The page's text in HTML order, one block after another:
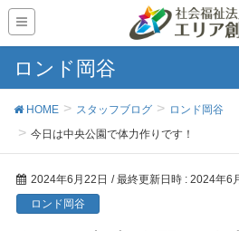
ロンド岡谷
HOME スタッフブログ
ロンド岡谷
今日は中央公園で体力作りです！
2024年6月22日 / 最終更新日時 : 2024年6
ロンド岡谷